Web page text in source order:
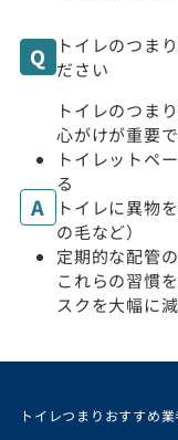
トイレのつま
ださい
トイレのつま
心がけが重要で
トイレットペ
る
トイレに異物
の毛など）
定期的な配管
これらの習慣
スクを大幅に
トイレつまりおすすめ